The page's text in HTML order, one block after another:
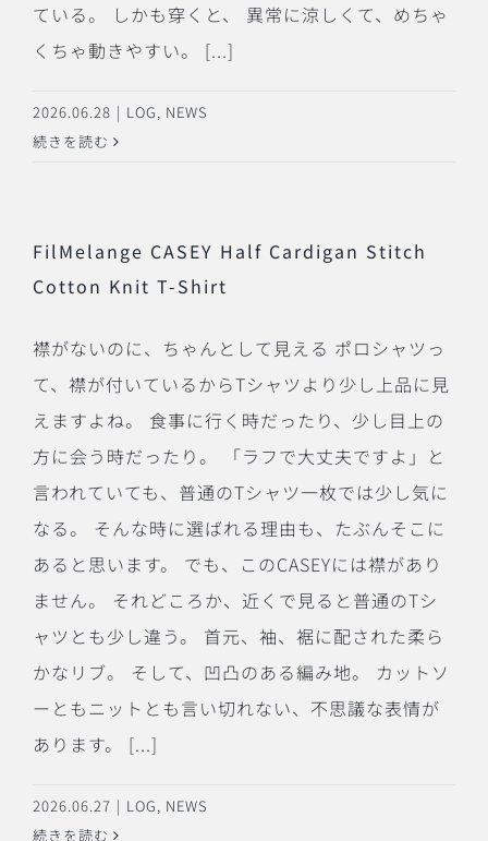
ている。 しかも穿くと、 異常に涼しくて、めちゃ
くちゃ動きやすい。 [...]
2026.06.28 | LOG, NEWS
続きを読む
FilMelange CASEY Half Cardigan Stitch
Cotton Knit T-Shirt
襟がないのに、ちゃんとして見える ポロシャツっ
て、襟が付いているからTシャツより少し上品に見
えますよね。 食事に行く時だったり、少し目上の
方に会う時だったり。 「ラフで大丈夫ですよ」と
言われていても、普通のTシャツ一枚では少し気に
なる。 そんな時に選ばれる理由も、たぶんそこに
あると思います。 でも、このCASEYには襟があり
ません。 それどころか、近くで見ると普通のTシ
ャツとも少し違う。 首元、袖、裾に配された柔ら
かなリブ。 そして、凹凸のある編み地。 カットソ
ーともニットとも言い切れない、不思議な表情が
あります。 [...]
2026.06.27 | LOG, NEWS
続きを読む